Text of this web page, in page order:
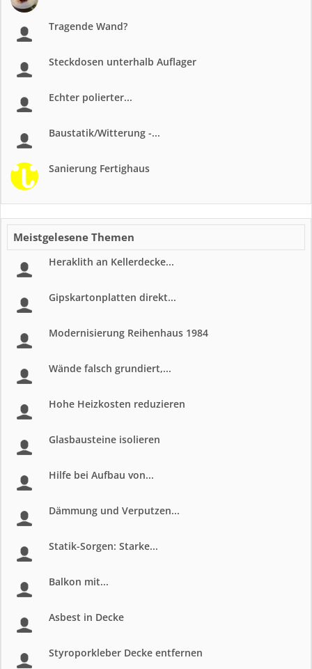
Tragende Wand?
Steckdosen unterhalb Auflager
Echter polierter...
Baustatik/Witterung -...
Sanierung Fertighaus
Meistgelesene Themen
Heraklith an Kellerdecke...
Gipskartonplatten direkt...
Modernisierung Reihenhaus 1984
Wände falsch grundiert,...
Hohe Heizkosten reduzieren
Glasbausteine isolieren
Hilfe bei Aufbau von...
Dämmung und Verputzen...
Statik-Sorgen: Starke...
Balkon mit...
Asbest in Decke
Styroporkleber Decke entfernen